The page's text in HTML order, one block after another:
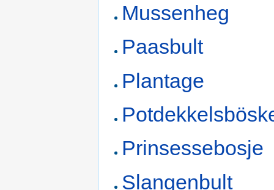
Mussenheg
Paasbult
Plantage
Prinsessebosje
Slangenbult